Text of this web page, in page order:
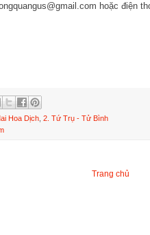
hoặc điện
Hoa Dịch, 2. Tứ Trụ - Tử Bình
Trang chủ